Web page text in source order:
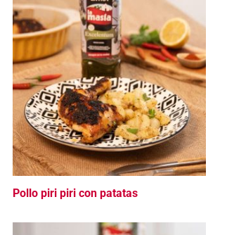
Pollo piri piri con patatas